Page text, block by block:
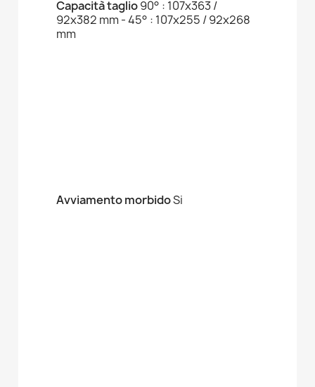
Capacità taglio90° : 107x363 /
92x382 mm - 45° : 107x255 / 92x268
mm
Avviamento morbidoSi